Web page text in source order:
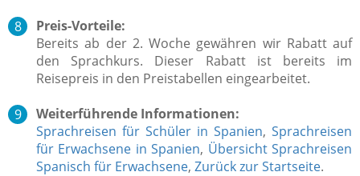
Preis-Vorteile:
Bereits ab der 2. Woche gewähren wir Rabatt auf
den Sprachkurs. Dieser Rabatt ist bereits im
Reisepreis in den Preistabellen eingearbeitet.
Weiterführende Informationen:
Sprachreisen für Schüler in Spanien, Sprachreisen
für Erwachsene in Spanien, Übersicht Sprachreisen
Spanisch für Erwachsene, Zurück zur Startseite.